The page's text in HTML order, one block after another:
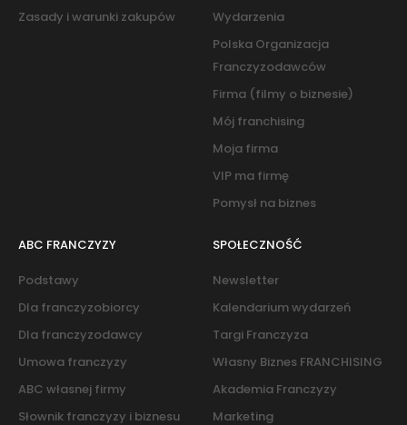
Zasady i warunki zakupów
Wydarzenia
Polska Organizacja
Franczyzodawców
Firma (filmy o biznesie)
Mój franchising
Moja firma
VIP ma firmę
Pomysł na biznes
ABC FRANCZYZY
Podstawy
Dla franczyzobiorcy
Dla franczyzodawcy
Umowa franczyzy
ABC własnej firmy
Słownik franczyzy i biznesu
SPOŁECZNOŚĆ
Newsletter
Kalendarium wydarzeń
Targi Franczyza
Własny Biznes FRANCHISING
Akademia Franczyzy
Marketing